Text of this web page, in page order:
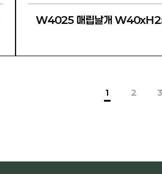
W4025 매립날개
1 2 3